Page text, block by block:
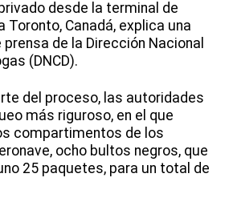
desde la terminal de
Toronto, Canadá, explica una
de la Dirección Nacional
(DNCD).
del proceso, las autoridades
más riguroso, en el que
compartimentos de los
ocho bultos negros, que
25 paquetes, para un total de